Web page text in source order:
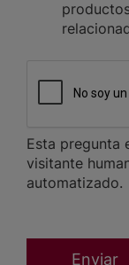
Esta pregunta
visitante
automatizado.